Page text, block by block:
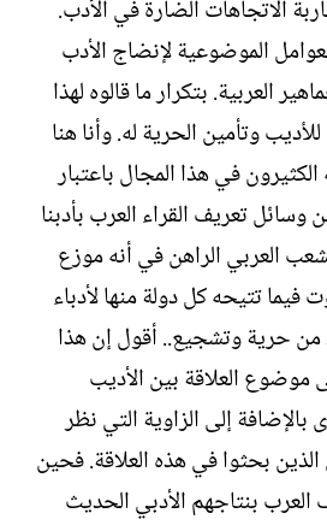
الاتجاهات الضارة في الأدب.
الموضوعية لإنضاج الأدب
العربية. بتكرار ما قالوه لهذا
وتأمين الحرية له. وأنا هنا
في هذا المجال باعتبار
تعريف القراء العرب بأدبنا
العربي الراهن في أنه موزع
تتيحه كل دولة منها لأدباء
من حرية وتشجيع.. أقول إن هذا
موضوع العلاقة بين الأديب
إلى الزاوية التي نظر
الذين بحثوا في هذه العلاقة. فحين
بنتاجهم الأدبي الحديث